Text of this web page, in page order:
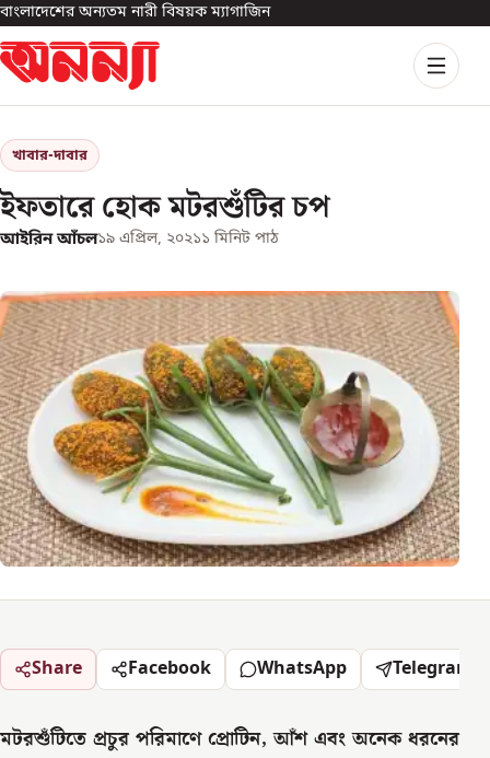
বাংলাদেশের অন্যতম নারী বিষয়ক ম্যাগাজিন
খাবার-দাবার
ইফতারে হোক মটরশুঁটির চপ
আইরিন আঁচল১৯ এপ্রিল, ২০২১১ মিনিট পাঠ
Share Facebook WhatsApp Telegram
মটরশুঁটিতে প্রচুর পরিমাণে প্রোটিন, আঁশ এবং অনেক ধরনের